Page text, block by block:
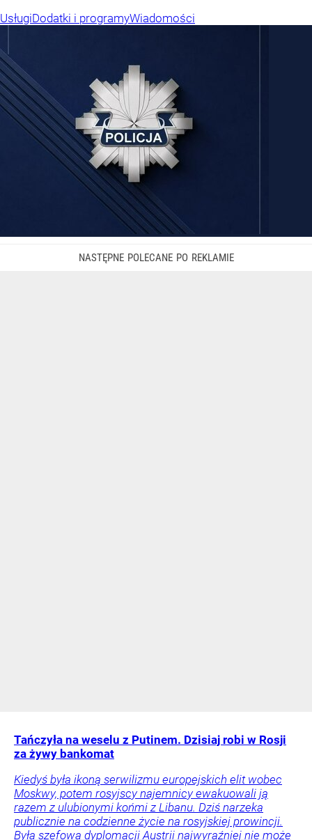
UsługiDodatki i programyWiadomości
Tańczyła na weselu z Putinem. Dzisiaj robi w Rosji
za żywy bankomat
Kiedyś była ikoną serwilizmu europejskich elit wobec
Moskwy, potem rosyjscy najemnicy ewakuowali ją
razem z ulubionymi końmi z Libanu. Dziś narzeka
publicznie na codzienne życie na rosyjskiej prowincji.
Była szefowa dyplomacji Austrii najwyraźniej nie może